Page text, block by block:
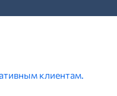
клиентам.